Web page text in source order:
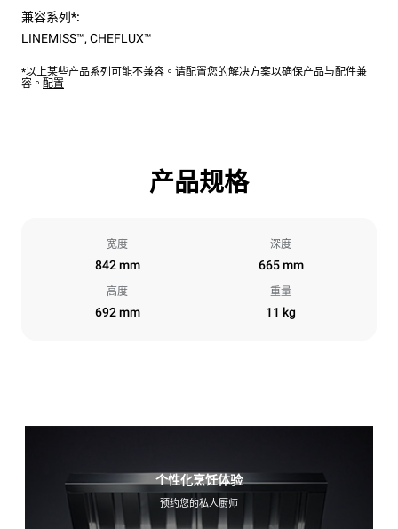
兼容系列*:
LINEMISS™, CHEFLUX™
*以上某些产品系列可能不兼容。请配置您的解决方案以确保产品与配件兼
容。 配置
产品规格
宽度
842 mm
深度
665 mm
高度
692 mm
重量
11 kg
个性化烹饪体验
预约您的私人厨师